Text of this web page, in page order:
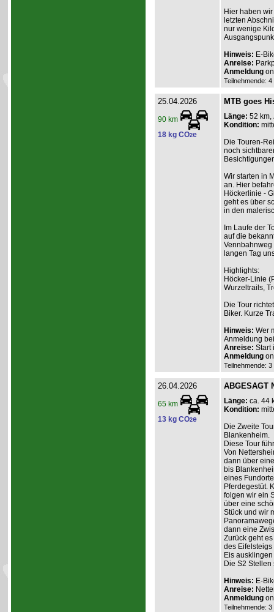
Hier haben
letzten
nur wenige
Hinweis: E-
Anreise:
Anmeldung
Teilnehmende:
25.04.2026
90 km
18 kg CO2e
MTB goes
Länge: 52 km,
Kondition:
Die Touren-
noch
Wir starten in
an. Hier
Höckerlinie -
geht es über
in den
Im Laufe der
auf die
langen Tag
Highlights:
Höcker-Linie
Wurzeltrails,
Die Tour
Biker. Kurze
Hinweis: Wer
Anmeldung
Anreise: Start
Anmeldung
Teilnehmende:
26.04.2026
65 km
13 kg CO2e
ABGESAGT
Länge: ca. 44
Kondition:
Die Zweite
Blankenheim.
Diese Tour
Von
dann über
bis
eines
Pferdegestüt.
folgen wir ein
über eine
Stück und wir
dann eine
Zurück geht
des
Eis
Die S2
Hinweis: E-
Anreise:
Anmeldung
Teilnehmende: